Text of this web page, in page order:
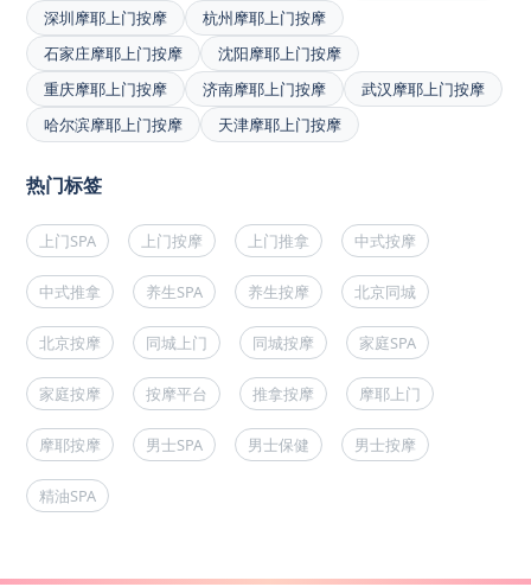
深圳摩耶上门按摩
杭州摩耶上门按摩
石家庄摩耶上门按摩
沈阳摩耶上门按摩
重庆摩耶上门按摩
济南摩耶上门按摩
武汉摩耶上门按摩
哈尔滨摩耶上门按摩
天津摩耶上门按摩
热门标签
上门SPA 上门按摩 上门推拿 中式按摩
中式推拿 养生SPA 养生按摩 北京同城
北京按摩 同城上门 同城按摩 家庭SPA
家庭按摩 按摩平台 推拿按摩 摩耶上门
摩耶按摩 男士SPA 男士保健 男士按摩
精油SPA